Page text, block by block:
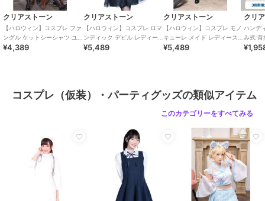
クリアストーン
【ハロウィン】コスプレ ファ
ングル ケットシーシャツ ユ
ニセックス グレー ハロウィ
¥4,389
クリアストーン
【ハロウィン】コスプレ ロマ
ンディック デビル レディー
ス ブラック
¥5,489
クリアストーン
【ハロウィン】コスプレ モノ
キューレ メイド レディース
ブラック
¥5,489
クリ
ハンデ
み式 首
デザイ
コスプレ（仮装）・パーティグッズの類似アイテム
このカテゴリーをすべてみる